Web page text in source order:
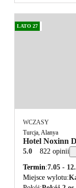
LATO 27
WCZASY
Turcja, Alanya
Hotel Noxinn
5.0 822 opinii
Termin 7.05 -
Miejsce wylotu